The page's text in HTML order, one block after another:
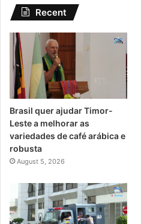
Recent
Brasil quer ajudar Timor-
Leste a melhorar as
variedades de café arábica e
robusta
August 5, 2026